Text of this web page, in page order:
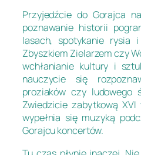
Przyjedźcie do Gorajca
poznawanie historii
lasach, spotykanie rysia
Zbyszkiem Zielarzem czy
wchłanianie kultury i
nauczycie się
proziaków czy ludowego
Zwiedzicie zabytkową
wypełnia się muzyką
Gorajcu koncertów.